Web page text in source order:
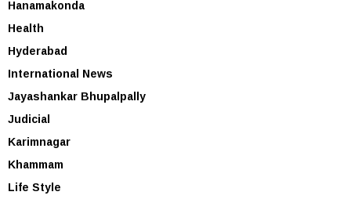
Hanamakonda
Health
Hyderabad
International News
Jayashankar Bhupalpally
Judicial
Karimnagar
Khammam
Life Style